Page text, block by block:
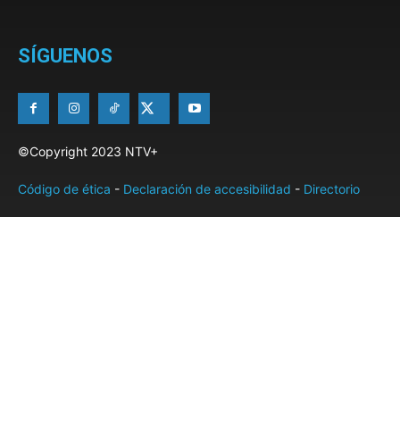
SÍGUENOS
©Copyright 2023 NTV+
Código de ética - Declaración de accesibilidad - Directorio